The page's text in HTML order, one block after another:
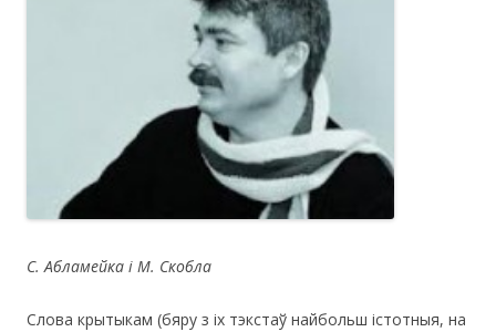
C.Абламейка і М. Скобла
Слова крытыкам (бяру з іх тэкстаў найбольш істотныя, на